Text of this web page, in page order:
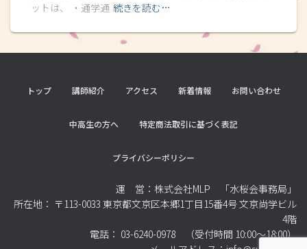
ットは、 ・通学通 続きを読む…
トップ 講師紹介 アクセス 新着情報 お問い合わせ
中高生の方へ 特定商法取引に基づく表記
プライバシーポリシー
運 営：株式会社MLP 「水桜会事務局」
所在地： 〒113-0033 東京都文京区本郷1丁目15番4号 文京尚学ビル
4階
電話： 03-6240-0978 （受付時間 10:00～18:00）